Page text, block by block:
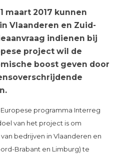
maart 2017 kunnen
Vlaanderen en Zuid-
indienen bij
project wil de
boost geven door
programma Interreg
van het project is om
bedrijven in Vlaanderen en
Brabant en Limburg) te